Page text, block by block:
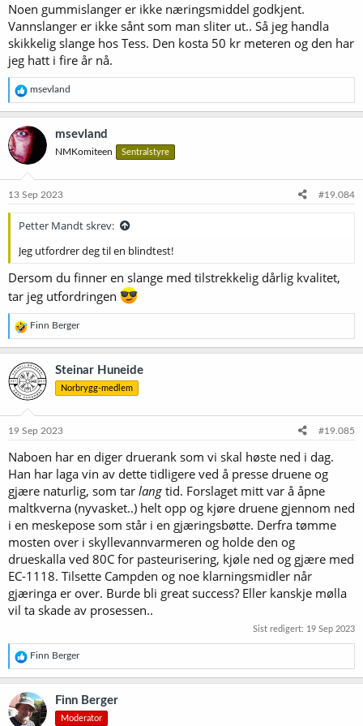
Noen gummislanger er ikke næringsmiddel godkjent.
Vannslanger er ikke sånt som man sliter ut.. Så jeg handla
skikkelig slange hos Tess. Den kosta 50 kr meteren og den har
jeg hatt i fire år nå.
R
e
a
k
s
j
o
e
msevland
msevland
NMKomiteen Sentralstyre
13 Sep 2023 #19.084
Petter Mandt skrev:
Jeg utfordrer deg til en blindtest!
Dersom du finner en slange med tilstrekkelig dårlig kvalitet,
tar jeg utfordringen
R
e
a
k
s
j
o
e
:
Finn Berger
Steinar Huneide
Norbrygg-medlem
19 Sep 2023 #19.085
Naboen har en diger druerank som vi skal høste ned i dag.
Han har laga vin av dette tidligere ved å presse druene og
gjære naturlig, som tar lang tid. Forslaget mitt var å åpne
maltkverna (nyvasket..) helt opp og kjøre druene gjennom ned
i en meskepose som står i en gjæringsbøtte. Derfra tømme
mosten over i skyllevannvarmeren og holde den og
drueskalla ved 80C for pasteurisering, kjøle ned og gjære med
EC-1118. Tilsette Campden og noe klarningsmidler når
gjæringa er over. Burde bli great success? Eller kanskje mølla
vil ta skade av prosessen..
Sist redigert: 19 Sep 2023
R
e
a
k
s
j
Finn Berger
Finn Berger
Moderator